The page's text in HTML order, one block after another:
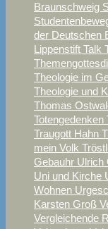
Braunschweig
der Deutschen
Lippenstift Talk
Theologie im
Theologie und
Thomas
Totengedenken
Traugott Hahn
mein Volk
Gebauhr Ulrich
Uni und Kirche
Wohnen
Karsten Groß
Vergleichende